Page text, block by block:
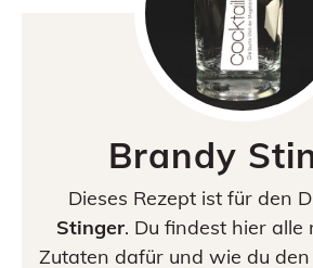
Brandy
Dieses Rezept ist für den
Stinger. Du findest hier
Zutaten dafür und wie du